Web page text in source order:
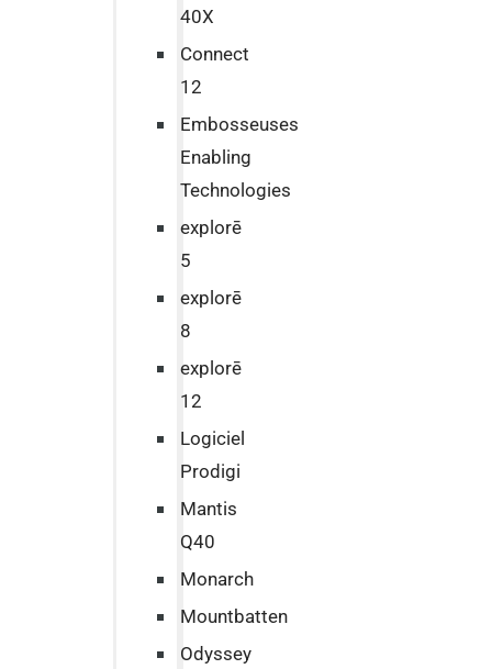
40X
Connect
12
Embosseuses
Enabling
Technologies
explorē
5
explorē
8
explorē
12
Logiciel
Prodigi
Mantis
Q40
Monarch
Mountbatten
Odyssey